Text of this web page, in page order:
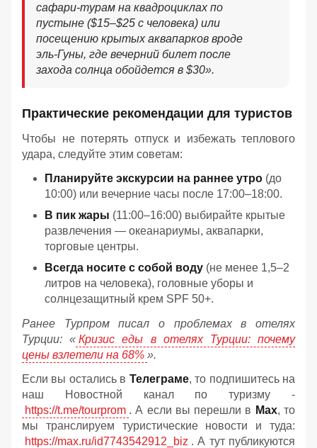
сафари-турам на квадроциклах по
пустыне ($15–$25 с человека) или
посещению крытых аквапарков вроде
эль-Гуны, где вечерний билет после
захода солнца обойдется в $30».
Практические рекомендации для туристов
Чтобы не потерять отпуск и избежать теплового
удара, следуйте этим советам:
Планируйте экскурсии на раннее утро (до
10:00) или вечерние часы после 17:00–18:00.
В пик жары (11:00–16:00) выбирайте крытые
развлечения — океанариумы, аквапарки,
торговые центры.
Всегда носите с собой воду (не менее 1,5–2
литров на человека), головные уборы и
солнцезащитный крем SPF 50+.
Ранее Турпром писал о проблемах в отелях
Турции: « Кризис еды в отелях Турции: почему
цены взлетели на 68% ».
Если вы остались в Телеграме, то подпишитесь на
наш Новостной канал по туризму -
https://t.me/tourprom . А если вы перешли в Мах, то
мы транслируем туристические новости и туда:
https://max.ru/id7743542912_biz . А тут публикуются